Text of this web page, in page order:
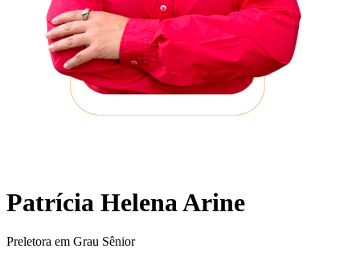
Patrícia Helena Arine
Preletora em Grau Sênior